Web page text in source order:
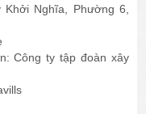
Nghĩa, Phường 6,
Công ty tập đoàn xây